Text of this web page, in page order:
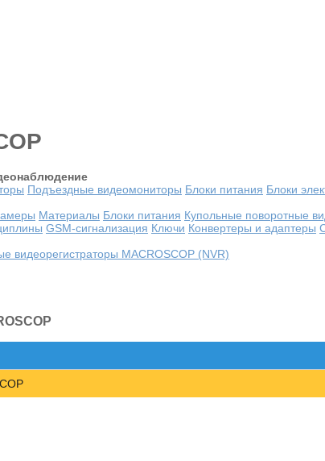
Подъездные видеомониторы Блоки питания Блоки
Материалы Блоки питания Купольные поворотные
GSM-сигнализация Ключи Конвертеры и адаптеры
видеорегистраторы MACROSCOP (NVR)